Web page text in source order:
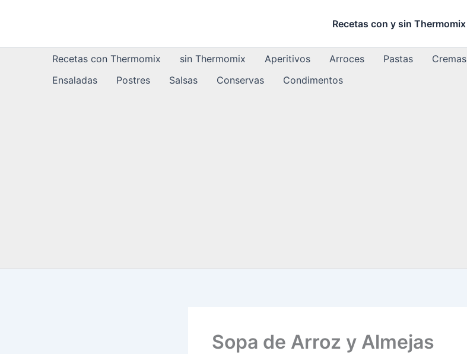
Recetas con y sin Thermomix
Recetas con Thermomix sin Thermomix Aperitivos Arroces Pastas Cremas
Ensaladas
Postres Salsas Conservas Condimentos
Sopa de Arroz y Almejas